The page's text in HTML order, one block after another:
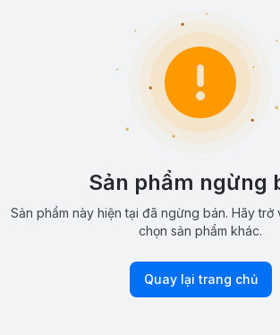
Sản phẩm ngừng
Sản phẩm này hiện tại đã ngừng bán. Hãy trở
chọn sản phẩm khác.
Quay lại trang chủ